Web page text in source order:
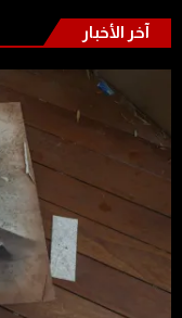
آخر الأخبار